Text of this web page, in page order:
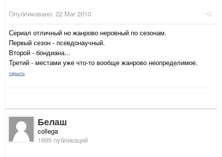
Опубликовано: 22 Mar 2010
Сериал отличный но жанрово неровный по сезонам.
Первый сезон - псевдонаучный.
Второй - бондиана...
Третий - местами уже что-то вообще жанрово неопределимое.
скрыть
Белаш
collega
1695 публикаций